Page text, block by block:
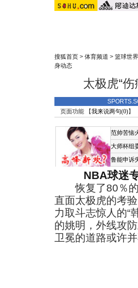
搜狐首页 > 体育频道 > 篮球世界
身动态
太极虎“
页面功能 【我来说两句(0)】
范帅苦恼
大师杯组
鲁能申诉
NBA球迷
恢复了80％的“
直面太极虎的考
力取斗志惊人的“
的姚明，外线攻
卫冕的道路或许